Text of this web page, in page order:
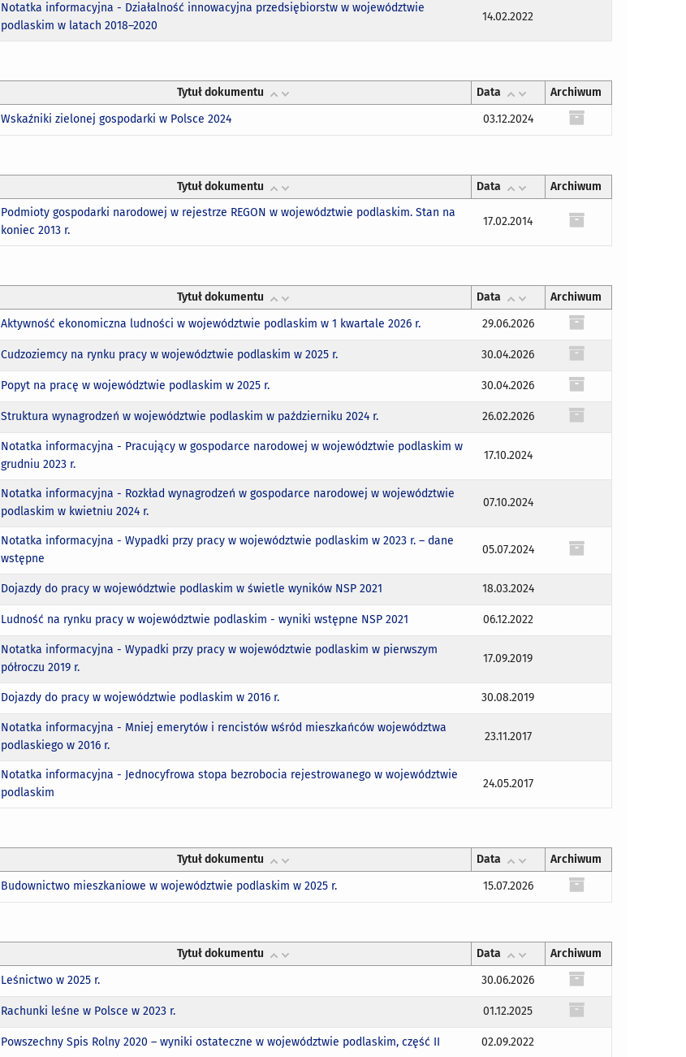
Notatka informacyjna - Działalność innowacyjna przedsiębiorstw w województwie
podlaskim w latach 2018–2020
14.02.2022
Tytuł dokumentu Data
Archiwum
Wskaźniki zielonej gospodarki w Polsce 2024 03.12.2024
Tytuł dokumentu Data Archiwum
Podmioty gospodarki narodowej w rejestrze REGON w województwie podlaskim. Stan na
koniec 2013 r.
17.02.2014
Tytuł dokumentu Data
Archiwum
Aktywność ekonomiczna ludności w województwie podlaskim w 1 kwartale 2026 r. 29.06.2026
Cudzoziemcy na rynku pracy w województwie podlaskim w 2025 r. 30.04.2026
Popyt na pracę w województwie podlaskim w 2025 r. 30.04.2026
Struktura wynagrodzeń w województwie podlaskim w październiku 2024 r. 26.02.2026
Notatka informacyjna - Pracujący w gospodarce narodowej w województwie podlaskim w
grudniu 2023 r.
17.10.2024
Notatka informacyjna - Rozkład wynagrodzeń w gospodarce narodowej w województwie
podlaskim w kwietniu 2024 r.
07.10.2024
Notatka informacyjna - Wypadki przy pracy w województwie podlaskim w 2023 r. – dane
wstępne
05.07.2024
Dojazdy do pracy w województwie podlaskim w świetle wyników NSP 2021 18.03.2024
Ludność na rynku pracy w województwie podlaskim - wyniki wstępne NSP 2021 06.12.2022
Notatka informacyjna - Wypadki przy pracy w województwie podlaskim w pierwszym
półroczu 2019 r.
17.09.2019
Dojazdy do pracy w województwie podlaskim w 2016 r. 30.08.2019
Notatka informacyjna - Mniej emerytów i rencistów wśród mieszkańców województwa
podlaskiego w 2016 r.
23.11.2017
Notatka informacyjna - Jednocyfrowa stopa bezrobocia rejestrowanego w województwie
podlaskim
24.05.2017
Tytuł dokumentu Data
Archiwum
Budownictwo mieszkaniowe w województwie podlaskim w 2025 r. 15.07.2026
Tytuł dokumentu Data
Archiwum
Leśnictwo w 2025 r. 30.06.2026
Rachunki leśne w Polsce w 2023 r. 01.12.2025
Powszechny Spis Rolny 2020 – wyniki ostateczne w województwie podlaskim, część II 02.09.2022